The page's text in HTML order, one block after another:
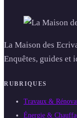
La Maison des
Enquêtes, guides et
RUBRIQUES
Travaux &
Énergie &